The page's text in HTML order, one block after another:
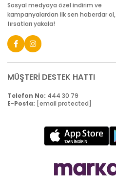
Sosyal medyaya özel indirim ve
kampanyalardan ilk sen haberdar ol,
fırsatları yakala!
MÜŞTERİ DESTEK HATTI
Telefon No: 444 30 79
E-Posta: [email protected]